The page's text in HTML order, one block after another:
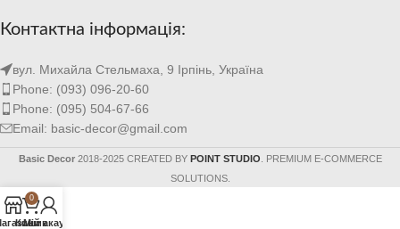
Контактна інформація:
вул. Михайла Стельмаха, 9 Ірпінь, Україна
Phone: (093) 096-20-60
Phone: (095) 504-67-66
Email: basic-decor@gmail.com
Basic Decor 2018-2025 CREATED BY POINT STUDIO . PREMIUM E-COMMERCE
SOLUTIONS.
0
Кошик
Мій акаунт